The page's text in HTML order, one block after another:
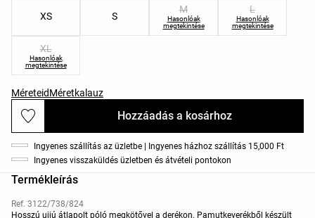
XS S
M
Hasonlóak
megtekintése
L
Hasonlóak
megtekintése
XL
Hasonlóak
megtekintése
MéreteidMéretkalauz
Hozzáadás a kosárhoz
Ingyenes szállítás az üzletbe | Ingyenes házhoz szállítás 15,000 Ft
Ingyenes visszaküldés üzletben és átvételi pontokon
Termékleírás
Ref. 3122/738/824
Hosszú ujjú átlapolt póló megkötővel a derékon. Pamutkeverékből készült